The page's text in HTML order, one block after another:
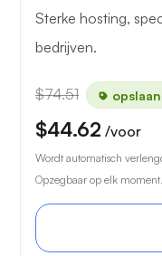
Sterke hosting,
bedrijven.
$74.51
$44.62 /voor
Wordt automatisch
Opzegbaar op elk moment.